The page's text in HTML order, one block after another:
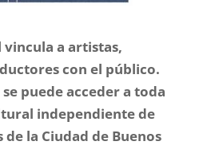
a artistas,
con el público.
puede acceder a toda
independiente de
la Ciudad de Buenos